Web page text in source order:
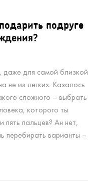
подруге
даже для самой близкой
не из легких. Казалось
сложного – выбрать
которого ты
пять пальцев? Ан нет,
перебирать варианты –